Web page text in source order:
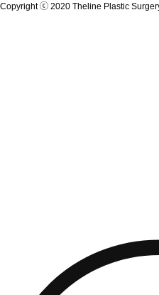
Copyright ⓒ 2020 Theline Plastic